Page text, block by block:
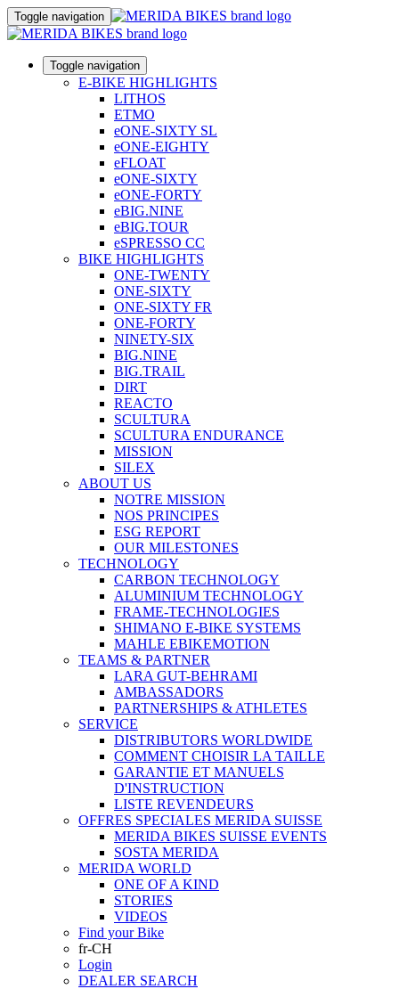
Toggle navigation
Toggle navigation
E-BIKE HIGHLIGHTS
LITHOS
ETMO
eONE-SIXTY SL
eONE-EIGHTY
eFLOAT
eONE-SIXTY
eONE-FORTY
eBIG.NINE
eBIG.TOUR
eSPRESSO CC
BIKE HIGHLIGHTS
ONE-TWENTY
ONE-SIXTY
ONE-SIXTY FR
ONE-FORTY
NINETY-SIX
BIG.NINE
BIG.TRAIL
DIRT
REACTO
SCULTURA
SCULTURA ENDURANCE
MISSION
SILEX
ABOUT US
NOTRE MISSION
NOS PRINCIPES
ESG REPORT
OUR MILESTONES
TECHNOLOGY
CARBON TECHNOLOGY
ALUMINIUM TECHNOLOGY
FRAME-TECHNOLOGIES
SHIMANO E-BIKE SYSTEMS
MAHLE EBIKEMOTION
TEAMS & PARTNER
LARA GUT-BEHRAMI
AMBASSADORS
PARTNERSHIPS & ATHLETES
SERVICE
DISTRIBUTORS WORLDWIDE
COMMENT CHOISIR LA TAILLE
GARANTIE ET MANUELS
D'INSTRUCTION
LISTE REVENDEURS
OFFRES SPECIALES MERIDA SUISSE
MERIDA BIKES SUISSE EVENTS
SOSTA MERIDA
MERIDA WORLD
ONE OF A KIND
STORIES
VIDEOS
Find your Bike
fr-CH
Login
DEALER SEARCH